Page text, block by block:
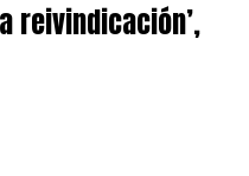
reivindicación’,